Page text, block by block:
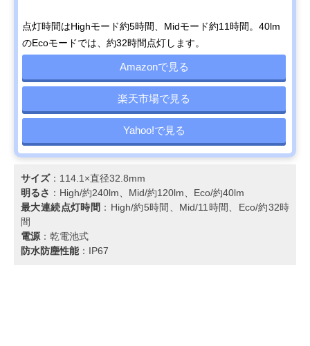
点灯時間はHighモード約5時間、Midモード約11時間。40lm
のEcoモードでは、約32時間点灯します。
Amazonで見る
楽天市場で見る
Yahoo!で見る
サイズ：114.1×直径32.8mm
明るさ ：High/約240lm、Mid/約120lm、Eco/約40lm
最大連続点灯時間 ：High/約5時間、Mid/11時間、Eco/約32時
間
電源 ：乾電池式
防水防塵性能：IP67